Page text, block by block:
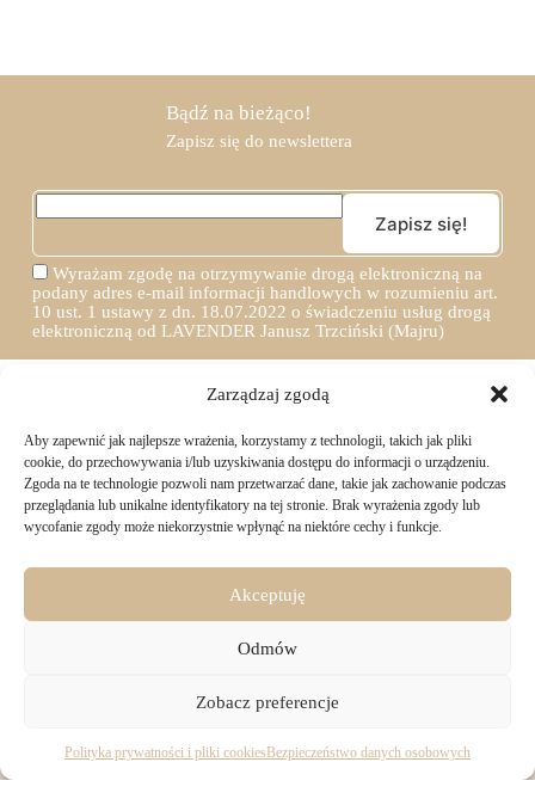
Zarządzaj zgodą
Aby zapewnić jak najlepsze wrażenia, korzystamy z technologii, takich jak pliki
cookie, do przechowywania i/lub uzyskiwania dostępu do informacji o urządzeniu.
Zgoda na te technologie pozwoli nam przetwarzać dane, takie jak zachowanie podczas
przeglądania lub unikalne identyfikatory na tej stronie. Brak wyrażenia zgody lub
wycofanie zgody może niekorzystnie wpłynąć na niektóre cechy i funkcje.
Akceptuję
Odmów
Zobacz preferencje
Polityka prywatności i pliki cookiesBezpieczeństwo danych osobowych
Bądź na bieżąco!
Zapisz się do newslettera
Wyrażam zgodę na otrzymywanie drogą elektroniczną na
podany adres e-mail informacji handlowych w rozumieniu art.
10 ust. 1 ustawy z dn. 18.07.2022 o świadczeniu usług drogą
elektroniczną od LAVENDER Janusz Trzciński (Majru)
TWOJE ZAKUPY
Logowanie i rejestracja
Jak złożyć zamówienie
Formy płatności
14 dni na zwrot zakupów
INFORMACJE PRAWNE
Regulamin sklepu
Materiały do pobrania
KONTAKT
biuro@majru.com
Pracujemy od 9:00 do 16:00 w dni robocze.
Copyright © 2026 - Majru